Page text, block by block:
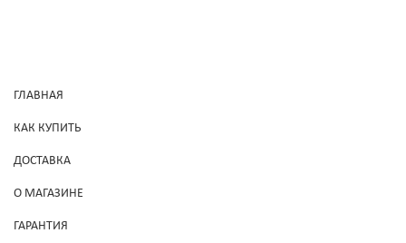
ГЛАВНАЯ
КАК КУПИТЬ
ДОСТАВКА
О МАГАЗИНЕ
ГАРАНТИЯ